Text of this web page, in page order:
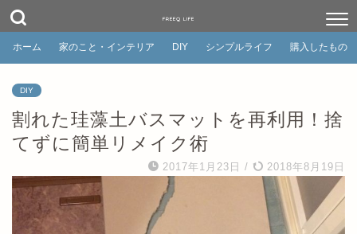
FREEQ LIFE
ホーム 家のこと・インテリア DIY シンプルライフ 購入したもの
DIY
割れた珪藻土バスマットを再利用！捨
てずに簡単リメイク術
2017年1月23日 / 2018年8月19日